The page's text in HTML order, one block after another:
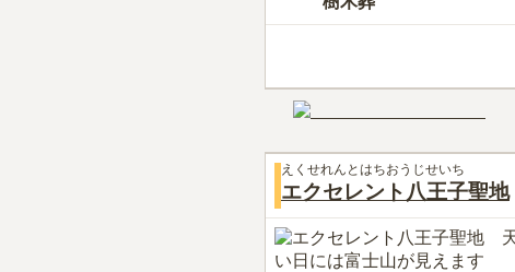
えくせれんとはちおうじせいち
エクセレント八王子聖地